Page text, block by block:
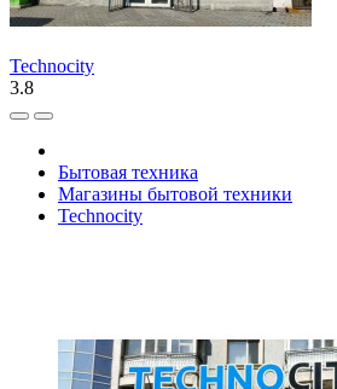
Technocity
3.8
Бытовая техника
Магазины бытовой техники
Technocity